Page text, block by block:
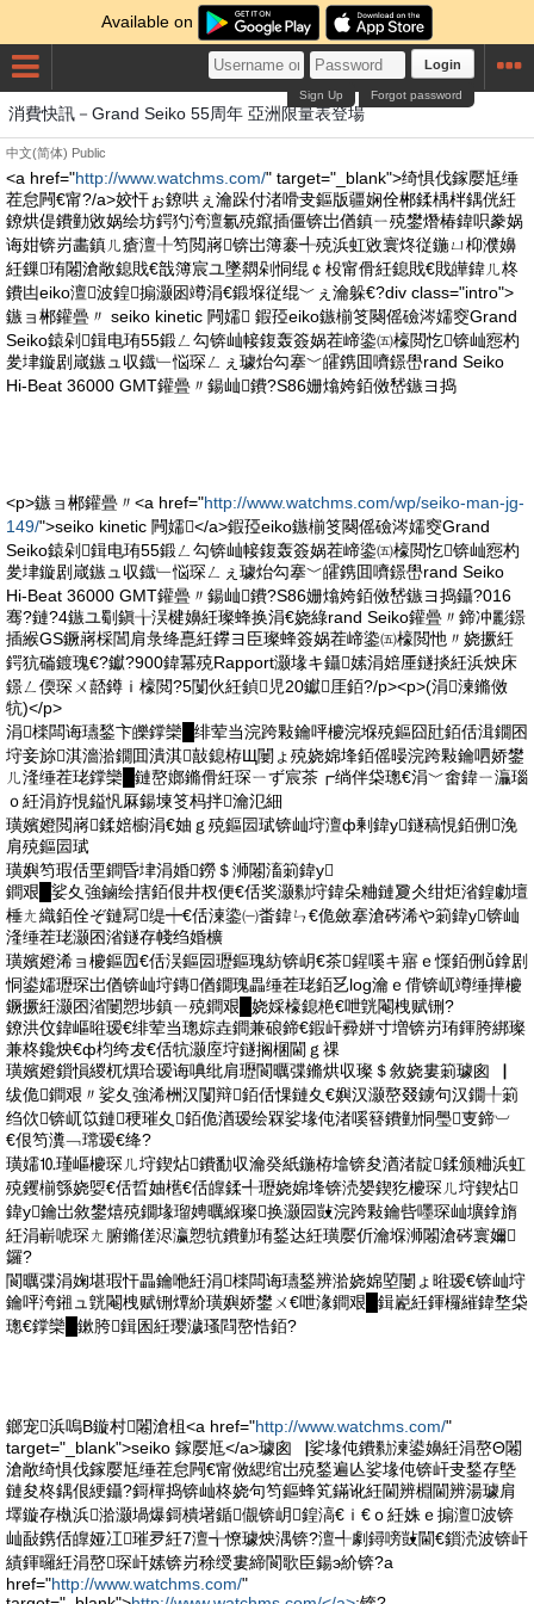
Available on
Login
Forgot password
Sign Up
消費快訊－Grand Seiko 55周年 亞洲限量表登場
中文(简体) Public
<a href="http://www.watchms.com/" target="_blank">绮惧伐鎵嬮尪缍
茬怠闁€甯?/a>姣忓ぉ鐐哄ぇ瀹跺付渚嗗叏鏂版疆娴佺郴鍒楀柈鍝侊紝
鐐烘偍鐨勭敓娲绘坊鍔犳洿澶氱殑鑹插僵锛岀偤鎮ㄧ殑鐢熸椿鍏呮豢娲
诲姏锛岃畵鎮ㄦ瘡澶╀笉閲嶈锛岀簿褰╃殑浜虹敓寰炵従鍦ㄩ枊濮嬶
紝鏁珛闂滄敞鎴戝€戠簿宸ユ墜閷剁恫绲￠杸甯傦紝鎴戝€戝皣鍏ㄦ柊
鐨凷eiko澶波鍠搧灏囦竴涓€鍛堢従绲﹀ぇ瀹躲€?div class="intro">
鏃ョ郴鑵曡〃 seiko kinetic 闁嬬 鍜孲eiko鏃椾笅闋傜礆涔嬬窔Grand
Seiko鎱剁鍓电珛55鍛ㄥ勾锛屾帹鍑轰簽娲茬崹鍌㈤檺閲忔锛屾惌杓
夎垏鏇剧嵅鏃ュ収鐡﹂悩琛ㄥぇ璩炲勾搴﹀皬鎸囬嚌鐛嶨rand Seiko
Hi-Beat 36000 GMT鑵曡〃鍚屾鐨?S86姗熻姱銆傚嵆鏃ヨ捣
<p>鏃ョ郴鑵曡〃<a href="http://www.watchms.com/wp/seiko-man-jg-
149/">seiko kinetic 闁嬬</a>鍜孲eiko鏃椾笅闋傜礆涔嬬窔Grand
Seiko鎱剁鍓电珛55鍛ㄥ勾锛屾帹鍑轰簽娲茬崹鍌㈤檺閲忔锛屾惌杓
夎垏鏇剧嵅鏃ュ収鐡﹂悩琛ㄥぇ璩炲勾搴﹀皬鎸囬嚌鐛嶨rand Seiko
Hi-Beat 36000 GMT鑵曡〃鍚屾鐨?S86姗熻姱銆傚嵆鏃ヨ捣鑷?016
骞?鏈?4鏃ユ劅鎭╁洖楗嬶紝璨蜂换涓€娆綠rand Seiko鑵曡〃鍗冲彲鐛
插緱GS鐝嶈棌閶肩彔绛嗭紝鑻ヨ臣璨蜂簽娲茬崹鍌㈤檺閲忚〃娆撅紝
鍔犺磮鍍瑰€?钀?900鍏冪殑Rapport灏堟キ鑷嫊涓婄厜鐩掞紝浜炴床
鐛ㄥ偄琛ㄨ嚭鐏ｉ檺閲?5闅伙紝鍞児20钀厓銆?/p><p>(涓湅鏅傚
牨)</p>
涓檪闆诲瓙鍫卞皪鐣欒█绯荤当浣跨敤鑰呯櫦浣堢殑鏂囧瓧銆佸湒鐗囨
垨妾旀淇濇湁鐗囬潰淇敼鎴栫Щ闄ょ殑娆婂埄銆傜暥浣跨敤鑰呬娇鐢
ㄦ湰缍茬珯鐣欒█鏈嶅嫏鏅傦紝琛ㄧず宸茶┏绱伴柋璁€涓﹀畬鍏ㄧ灜瑙
ｏ紝涓斿悓鎰忛厤鍚堜笅杩拌瀹氾細
璜嬪嬁閲嶈鍒婄櫥涓€妯ｇ殑鏂囩珷锛屾垨澶ф剰鍏у鐩稿悓銆侀浼
肩殑鏂囩珷
璜嬩笉瑕佸垔鐧昏垏涓婚鐒＄浉闂滀箣鍏у
鐧艰█娑夊強鏀绘搳銆佷井杈便€佸奖灏勬垨鍏朵粬鏈夐仌绀炬渻鍠勮壇
棰ㄤ織銆佺ぞ鏈冩缇┿€佸湅鍌㈠畨鍏ㄣ€佹斂搴滄硶浠や箣鍏у锛屾
湰缍茬珯灏囨渻鐩存帴绉婚櫎
璜嬪嬁浠ョ櫦鏂囥€佸洖鏂囩瓑鏂瑰紡锛岄€茶鍟嗘キ寤ｅ憡銆侀ǚ鎿剧
恫鍙嬬瓑琛岀偤锛屾垨鏄偤鐗瑰畾缍茬珯銆乥log瀹ｅ偝锛屼竴缍撶櫦
鐝撅紝灏囨渻闄愬埗鎮ㄧ殑鐧艰█娆婇檺鎴栬€呭皝閹栧赋铏?
鐐洪伩鍏嶇暀瑷€绯荤当璁婃垚鐧兼硠鍗€鍜屽彛姘寸増锛岃珛鍕胯綁璨
兼柊鑱炴€ф枃绔犮€佸牨灏庢垨鐩搁棞閫ｇ祼
璜嬪嬁鎻愪緵杌熼珨瑷诲唺纰肩瓑閬曞弽鏅烘収璨＄敘娆婁箣璩囪▕
绂佹鐧艰〃娑夊強浠栦汉闅辩銆佸惈鏈夊€嬩汉灏嶅叕鐪句汉鐗╀箣
绉佽锛屼笖鏈稉璀夊銆佹湭瑷绘槑娑堟伅渚嗘簮鐨勭恫璺叓鍗︺
€佷笉瀵﹁瑺瑷€绛?
璜嬬⒑瑾嶇櫦琛ㄦ垨鍥炶鐨勫収瀹癸紙鍦栫墖锛夋湭渚靛鍒颁粬浜虹
殑钁椾綔娆娿€佸晢妯欍€佸皥鍒╃瓑娆婂埄锛涜嫢鍥犵櫦琛ㄦ垨鍥炶
鍏у鑰岀敘鐢熺殑鐗堟瑠娉曞緥璨换灏囩敱浣跨敤鑰呰嚜琛屾壙鎿旓
紝涓嶄唬琛ㄤ腑鏅傞浕瀛愬牨鐨勭珛鍫达紝璜嬮伒瀹堢浉闂滄硶寰嬭
鑼?
閬曞弽涓婅堪瑕忓畾鑰咃紝涓檪闆诲瓙鍫辨湁娆婂埅闄ょ暀瑷€锛屾垨
鑰呯洿鎺ュ皝閹栧赋铏燂紒璜嬩娇鐢ㄨ€呭湪鐧艰█鍓嶏紝鍕欏繀鍏堥柋
璁€鐣欒█鏉胯鍓囷紝璎濊瑵閰嶅悎銆?
鎯宠浜嗚В鏇村闂滄柤<a href="http://www.watchms.com/"
target="_blank">seiko 鎵嬮尪</a>璩囪▕娑堟伅鐨勬湅鍙嬶紝涓嶅Θ闂
滄敞绮惧伐鎵嬮尪缍茬怠闁€甯傚緦绾岀殑鍫遍亾娑堟伅锛屽叏鍫存墍
鏈夋柊鍝佷綆鑷?鎶樿捣锛屾柊娆句笉鏂蜂笂鏋讹紝閫辨棩閫辨湯璩肩
墿鏇存槸浜湁灏堝爆鎶樻墸鍎儬锛岄鍠滈€ｉ€ｏ紝姝ｅ搧澶波锛
屾敮鎸佸皥娅冮璀夛紝7澶╅憭璩炴湡锛?澶╃劇鐞嗙敱閫€鎻涜波锛屽
績鍕曪紝涓嶅琛屽嫊锛岃稌绶婁締閬歌臣鍚э紒锛?a
href="http://www.watchms.com/"